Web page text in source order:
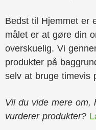
Bedst til Hjemmet er
målet er at gøre din
overskuelig. Vi
produkter på
selv at bruge timevis
Vil du vide mere
vurderer produkter?